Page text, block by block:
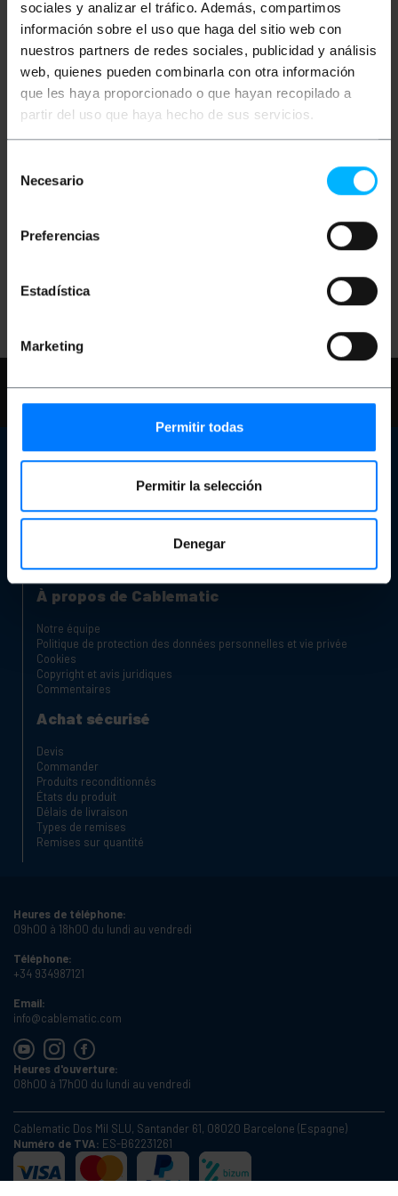
sociales y analizar el tráfico. Además, compartimos
información sobre el uso que haga del sitio web con
nuestros partners de redes sociales, publicidad y análisis
web, quienes pueden combinarla con otra información
que les haya proporcionado o que hayan recopilado a
partir del uso que haya hecho de sus servicios.
Necesario
Preferencias
Estadística
Marketing
Permitir todas
Permitir la selección
Denegar
thermofusible en
PVP
4,32€
Livraison immédiate
de colle d'un diamètre
de 7 mm Mota HZ07
7,38€
REF: MH617
Besoin d'aide?S'il vous plaît, consultez
notre FAQ et pages d'aide
Service client
Informations de contact
Êtes-vous un fabricant ou un distributeur?
Chariots de charge pour ordinateurs portables et tablettes
Rack Dolapları
À propos de Cablematic
Notre équipe
Politique de protection des données personnelles et vie privée
Cookies
Copyright et avis juridiques
Commentaires
Achat sécurisé
Devis
Commander
Produits reconditionnés
États du produit
Délais de livraison
Types de remises
Remises sur quantité
Heures de téléphone:
09h00 à 18h00 du lundi au vendredi
Téléphone:
+34 934987121
Email:
info@cablematic.com
Heures d'ouverture:
08h00 à 17h00 du lundi au vendredi
Cablematic Dos Mil SLU, Santander 61, 08020 Barcelone (Espagne)
Numéro de TVA: ES-B62231261